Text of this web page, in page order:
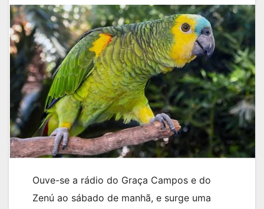
Ouve-se a rádio do Graça Campos e do
Zenú ao sábado de manhã, e surge uma